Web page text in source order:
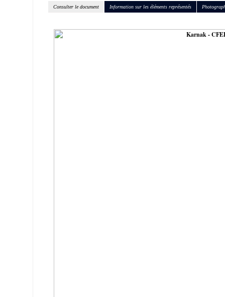
Consulter le document Information sur les éléments représentés